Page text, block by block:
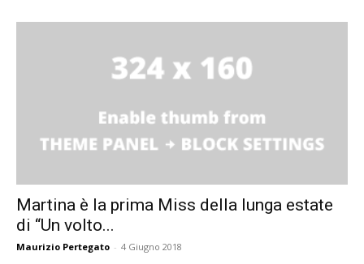
Martina è la prima Miss della lunga estate
di “Un volto...
Maurizio Pertegato - 4 Giugno 2018